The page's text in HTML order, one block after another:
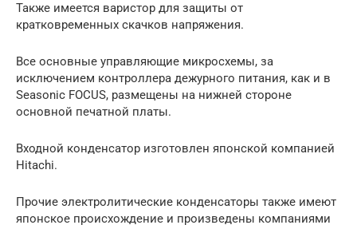
Также имеется варистор для защиты от
кратковременных скачков напряжения.
Все основные управляющие микросхемы, за
исключением контроллера дежурного питания, как и в
Seasonic FOCUS, размещены на нижней стороне
основной печатной платы.
Входной конденсатор изготовлен японской компанией
Hitachi.
Прочие электролитические конденсаторы также имеют
японское происхождение и произведены компаниями